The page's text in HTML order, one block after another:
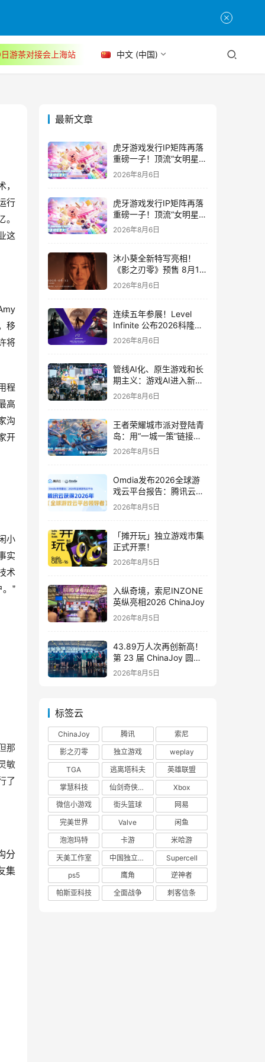
游茶对接会上海站 中文 (中国)
行
这
移
将
程
高
沟
开
小
实
术
”
那
敏
了
分
集
最新文章
虎牙游戏发行IP矩阵再落
重磅一子！顶流“女明星”
ZANMANG LOOPY 正版
3D消除手游《消消奇遇》
2026年8月6日
虎牙游戏发行IP矩阵再落
重磅一子！顶流“女明星”
ZANMANG LOOPY 正版
2026年8月6日
沐小葵全新特写亮相！
《影之刃零》预售 8月12
日开启
2026年8月6日
连续五年参展！Level
Infinite 公布2026科隆游
戏展产品阵容
2026年8月6日
管线AI化、原生游戏和长
期主义：游戏AI进入新共
识时代
2026年8月6日
王者荣耀城市派对登陆青
岛：用“一城一策”链接海
洋场景，以双向奔赴带动
2026年8月5日
Omdia发布2026全球游
戏云平台报告：腾讯云连
续两年入选“领导者”象限
2026年8月5日
「摊开玩」独立游戏市集
正式开票！
2026年8月5日
入纵奇境，索尼INZONE
英纵亮相2026 ChinaJoy
2026年8月5日
43.89万人次再创新高！
第 23 届 ChinaJoy 圆满
落幕：感谢有你，共赴这
2026年8月5日
标签云
ChinaJoy 腾讯
索尼
影之刃零
独立游戏
weplay
TGA
逃离塔科夫
英雄联盟
掌慧科技
仙剑奇侠传四
Xbox
微信小游戏
街头篮球
网易
完美世界
Valve
闲鱼
泡泡玛特
卡游
米哈游
天美工作室
中国独立游戏联盟
Supercell
ps5
鹰角
逆神者
帕斯亚科技
全面战争 刺客信条